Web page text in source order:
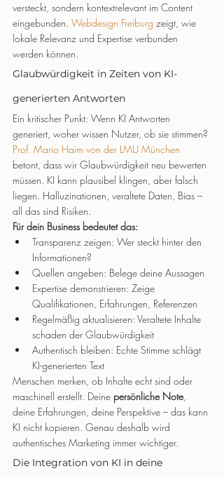
versteckt, sondern kontextrelevant im Content
eingebunden. Webdesign Freiburg zeigt, wie
lokale Relevanz und Expertise verbunden
werden können.
Glaubwürdigkeit in Zeiten von KI-
generierten Antworten
Ein kritischer Punkt: Wenn KI Antworten
generiert, woher wissen Nutzer, ob sie stimmen?
Prof. Mario Haim von der LMU München
betont, dass wir Glaubwürdigkeit neu bewerten
müssen. KI kann plausibel klingen, aber falsch
liegen. Halluzinationen, veraltete Daten, Bias –
all das sind Risiken.
Für dein Business bedeutet das:
Transparenz zeigen: Wer steckt hinter den
Informationen?
Quellen angeben: Belege deine Aussagen
Expertise demonstrieren: Zeige
Qualifikationen, Erfahrungen, Referenzen
Regelmäßig aktualisieren: Veraltete Inhalte
schaden der Glaubwürdigkeit
Authentisch bleiben: Echte Stimme schlägt
KI-generierten Text
Menschen merken, ob Inhalte echt sind oder
maschinell erstellt. Deine persönliche Note,
deine Erfahrungen, deine Perspektive – das kann
KI nicht kopieren. Genau deshalb wird
authentisches Marketing immer wichtiger.
Die Integration von KI in deine